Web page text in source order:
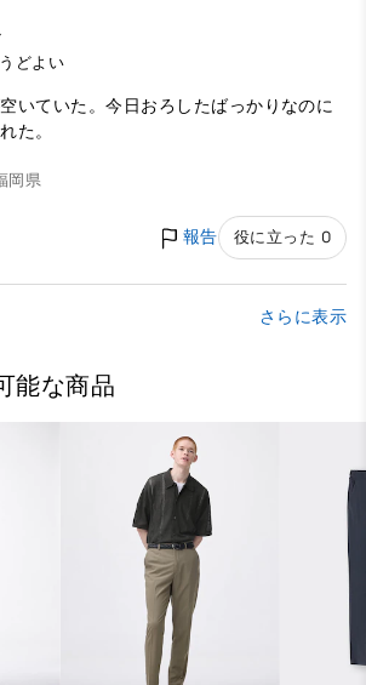
どよい
いていた。今日おろしたばっかりなのに
た。
岡県
報告 役に立った 0
さらに表示
能な商品